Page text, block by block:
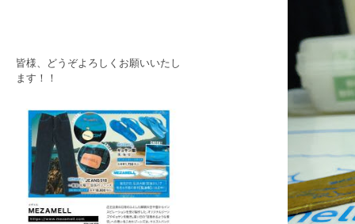
皆様、どうぞよろしくお願いいたし
ます！！